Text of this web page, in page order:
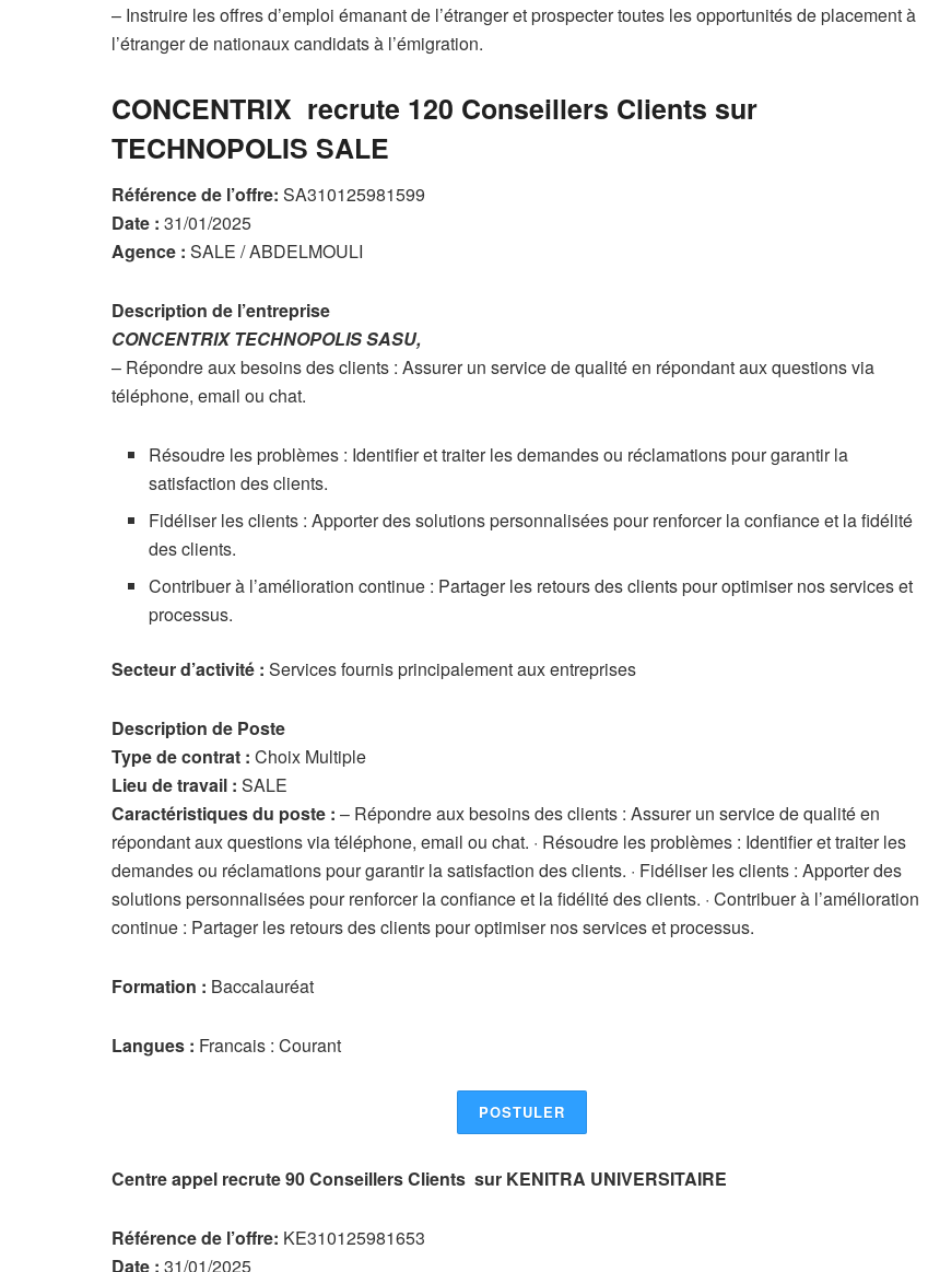
– Instruire les offres d’emploi émanant de l’étranger et prospecter toutes les opportunités de placement à
l’étranger de nationaux candidats à l’émigration.
CONCENTRIX recrute 120 Conseillers Clients sur
TECHNOPOLIS SALE
Référence de l’offre: SA310125981599
Date : 31/01/2025
Agence : SALE / ABDELMOULI
Description de l’entreprise
CONCENTRIX TECHNOPOLIS SASU,
– Répondre aux besoins des clients : Assurer un service de qualité en répondant aux questions via
téléphone, email ou chat.
Résoudre les problèmes : Identifier et traiter les demandes ou réclamations pour garantir la
satisfaction des clients.
Fidéliser les clients : Apporter des solutions personnalisées pour renforcer la confiance et la fidélité
des clients.
Contribuer à l’amélioration continue : Partager les retours des clients pour optimiser nos services et
processus.
Secteur d’activité : Services fournis principalement aux entreprises
Description de Poste
Type de contrat : Choix Multiple
Lieu de travail : SALE
Caractéristiques du poste : – Répondre aux besoins des clients : Assurer un service de qualité en
répondant aux questions via téléphone, email ou chat. · Résoudre les problèmes : Identifier et traiter les
demandes ou réclamations pour garantir la satisfaction des clients. · Fidéliser les clients : Apporter des
solutions personnalisées pour renforcer la confiance et la fidélité des clients. · Contribuer à l’amélioration
continue : Partager les retours des clients pour optimiser nos services et processus.
Formation : Baccalauréat
Langues : Francais : Courant
POSTULER
Centre appel recrute 90 Conseillers Clients sur KENITRA UNIVERSITAIRE
Référence de l’offre: KE310125981653
Date : 31/01/2025